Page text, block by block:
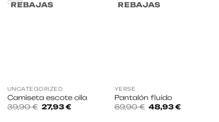
REBAJAS
UNCATEGORIZED
Camiseta escote olla
39,90€ El
precio
27,93€El
REBAJAS
YERSE
Pantalón fluido
69,90€ El
precio
48,93€El